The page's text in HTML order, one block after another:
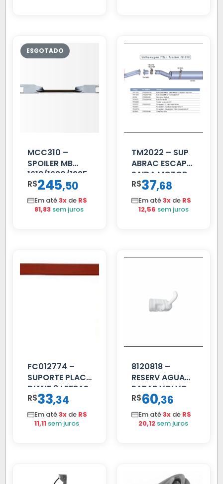
MCC310 –
SPOILER MB
1618/1630/1935
02 FAR
R$245,50
Em até3x de R$
81,83 sem juros
TM2022 – SUP
ABRAC ESCAP
SAIDA MOTOR
VW TITAN
R$37,68
Em até3x de R$
12,56 sem juros
FC012774 –
SUPORTE PLACA
DIANT 3 LETRAS
REFORCADO
R$33,34
Em até3x de R$
11,11 sem juros
8120818 –
RESERV AGUA
PARAB VOLVO
EDC
R$60,36
Em até3x de R$
20,12 sem juros